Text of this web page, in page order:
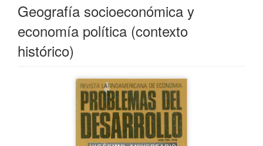
Geografía socioeconómica y
economía política (contexto
histórico)